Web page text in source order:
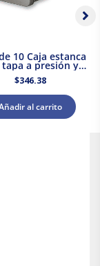
10 Caja estanca
a presión y
80x80x45 IP55
WDC0808P
$346.38
al carrito